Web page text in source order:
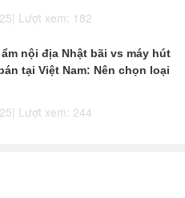
Lượt xem: 182
nội địa Nhật bãi vs máy hút
tại Việt Nam: Nên chọn loại
Lượt xem: 244